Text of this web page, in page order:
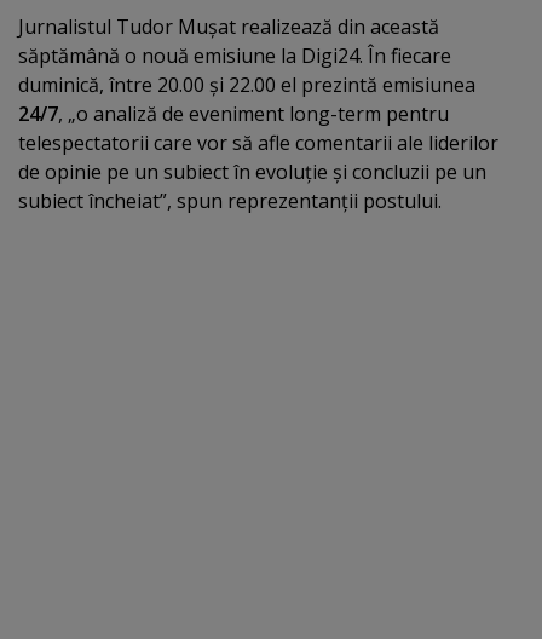
Jurnalistul Tudor Muşat realizează din această
săptămână o nouă emisiune la Digi24. În fiecare
duminică, între 20.00 şi 22.00 el prezintă emisiunea
24/7, „o analiză de eveniment long-term pentru
telespectatorii care vor să afle comentarii ale liderilor
de opinie pe un subiect în evoluţie şi concluzii pe un
subiect încheiat”, spun reprezentanţii postului.